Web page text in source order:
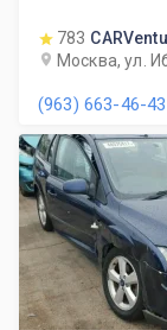
783
Москва, ул.
(963) 663-46-43